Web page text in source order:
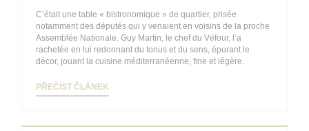
C’était une table « bistronomique » de quartier, prisée
notamment des députés qui y venaient en voisins de la proche
Assemblée Nationale. Guy Martin, le chef du Véfour, l’a
rachetée en lui redonnant du tonus et du sens, épurant le
décor, jouant la cuisine méditerranéenne, fine et légère.
PŘEČÍST ČLÁNEK